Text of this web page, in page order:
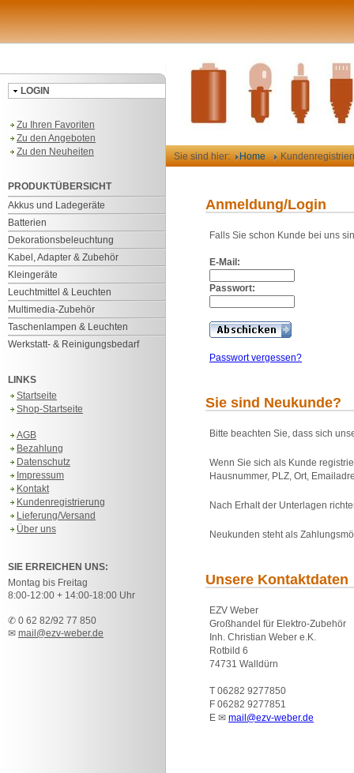
LOGIN
Zu Ihren Favoriten
Zu den Angeboten
Zu den Neuheiten
PRODUKTÜBERSICHT
Akkus und Ladegeräte
Batterien
Dekorationsbeleuchtung
Kabel, Adapter & Zubehör
Kleingeräte
Leuchtmittel & Leuchten
Multimedia-Zubehör
Taschenlampen & Leuchten
Werkstatt- & Reinigungsbedarf
LINKS
Startseite
Shop-Startseite
AGB
Bezahlung
Datenschutz
Impressum
Kontakt
Kundenregistrierung
Lieferung/Versand
Über uns
SIE ERREICHEN UNS:
Montag bis Freitag
8:00-12:00 + 14:00-18:00 Uhr
✆ 0 62 82/92 77 850
✉ mail@ezv-weber.de
Sie sind hier: Home
Anmeldung/Login
Falls Sie schon Kunde bei uns
E-Mail:
Passwort:
Passwort vergessen?
Sie sind Neukunde?
Bitte beachten Sie, dass sich
Wenn Sie sich als Kunde
Hausnummer, PLZ, Ort,
Nach Erhalt der Unterlagen
Neukunden steht als
Unsere Kontaktdaten
EZV Weber
Großhandel für Elektro-Zubehör
Inh. Christian Weber e.K.
Rotbild 6
74731 Walldürn
T 06282 9277850
F 06282 9277851
E ✉ mail@ezv-weber.de